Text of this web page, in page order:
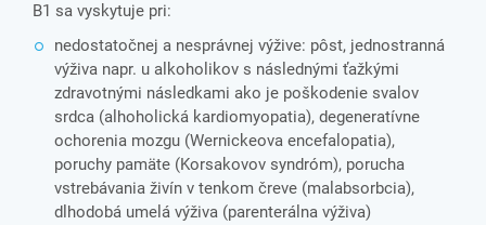
B1 sa vyskytuje pri:
nedostatočnej a nesprávnej výžive: pôst, jednostranná
výživa napr. u alkoholikov s následnými ťažkými
zdravotnými následkami ako je poškodenie svalov
srdca (alhoholická kardiomyopatia), degeneratívne
ochorenia mozgu (Wernickeova encefalopatia),
poruchy pamäte (Korsakovov syndróm), porucha
vstrebávania živín v tenkom čreve (malabsorbcia),
dlhodobá umelá výživa (parenterálna výživa)